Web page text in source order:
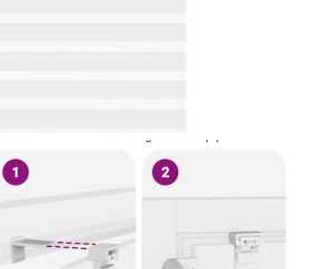
ще можете да изберете броя
всъщност NewPay плаща
Вас. Вие я получавате и
да я платите към тях: